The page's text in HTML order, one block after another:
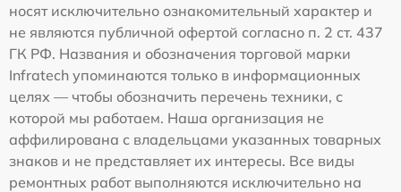
носят исключительно ознакомительный характер и
не являются публичной офертой согласно п. 2 ст. 437
ГК РФ. Названия и обозначения торговой марки
Infratech упоминаются только в информационных
целях — чтобы обозначить перечень техники, с
которой мы работаем. Наша организация не
аффилирована с владельцами указанных товарных
знаков и не представляет их интересы. Все виды
ремонтных работ выполняются исключительно на